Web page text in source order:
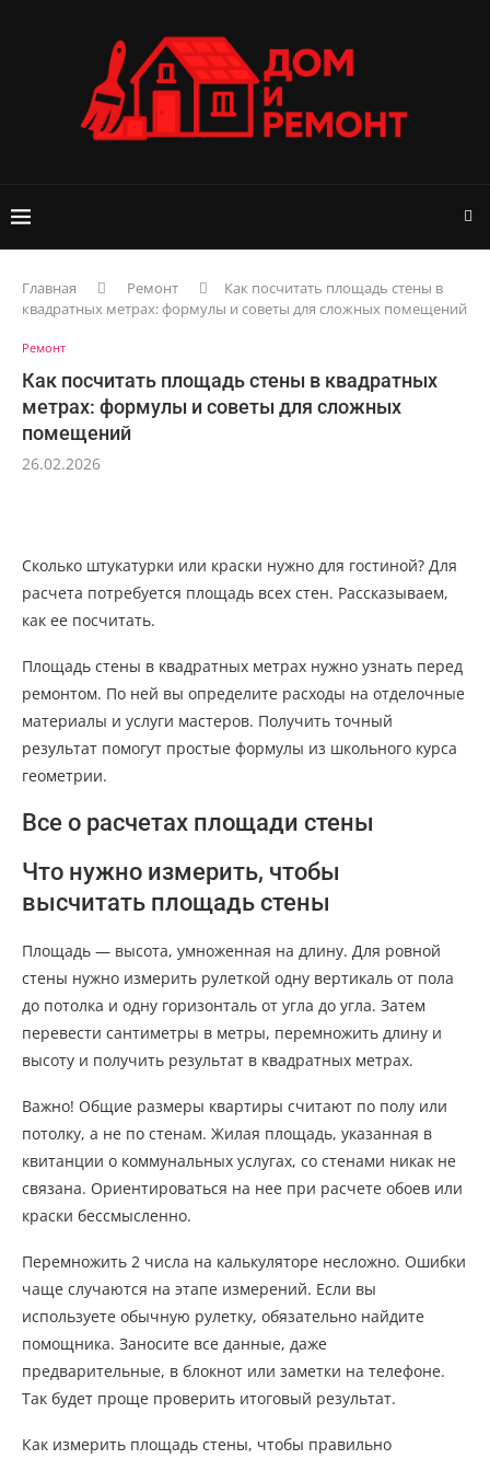
Главная Ремонт
Как посчитать площадь стены в
квадратных метрах: формулы и советы для сложных помещений
Ремонт
Как посчитать площадь стены в квадратных
метрах: формулы и советы для сложных
помещений
26.02.2026
Сколько штукатурки или краски нужно для гостиной? Для
расчета потребуется площадь всех стен. Рассказываем,
как ее посчитать.
Площадь стены в квадратных метрах нужно узнать перед
ремонтом. По ней вы определите расходы на отделочные
материалы и услуги мастеров. Получить точный
результат помогут простые формулы из школьного курса
геометрии.
Все о расчетах площади стены
Что нужно измерить, чтобы
высчитать площадь стены
Площадь — высота, умноженная на длину. Для ровной
стены нужно измерить рулеткой одну вертикаль от пола
до потолка и одну горизонталь от угла до угла. Затем
перевести сантиметры в метры, перемножить длину и
высоту и получить результат в квадратных метрах.
Важно! Общие размеры квартиры считают по полу или
потолку, а не по стенам. Жилая площадь, указанная в
квитанции о коммунальных услугах, со стенами никак не
связана. Ориентироваться на нее при расчете обоев или
краски бессмысленно.
Перемножить 2 числа на калькуляторе несложно. Ошибки
чаще случаются на этапе измерений. Если вы
используете обычную рулетку, обязательно найдите
помощника. Заносите все данные, даже
предварительные, в блокнот или заметки на телефоне.
Так будет проще проверить итоговый результат.
Как измерить площадь стены, чтобы правильно